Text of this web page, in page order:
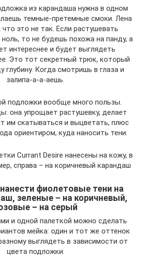
из карандаша нужна в одном
темные-претемные смоки. Лена
это не так. Если растушевать
то не будешь похожа на панду, а
интереснее и будет выглядеть
Это тот секретный трюк, который
глубину. Когда смотришь в глаза и
залипа-а-а-аешь.
подложки вообще много пользы.
она упрощает растушевку, делает
им скатываться и выцветать, плюс
ориентиром, куда наносить тени.
Currant Desire нанесены на кожу, в
справа – на коричневый карандаш
фиолетовые тени на
зеленые – на коричневый,
– на серый
и одной палеткой можно сделать
мейка: один и тот же оттенок
выглядеть в зависимости от
цвета подложки.